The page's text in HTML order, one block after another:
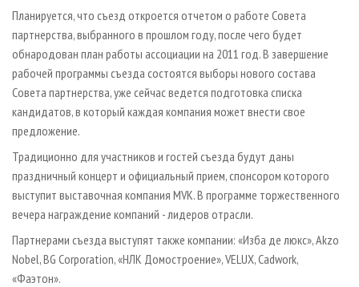
Планируется, что съезд откроется отчетом о работе Совета
партнерства, выбранного в прошлом году, после чего будет
обнародован план работы ассоциации на 2011 год. В завершение
рабочей программы съезда состоятся выборы нового состава
Совета партнерства, уже сейчас ведется подготовка списка
кандидатов, в который каждая компания может внести свое
предложение.
Традиционно для участников и гостей съезда будут даны
праздничный концерт и официальный прием, спонсором которого
выступит выставочная компания MVK. В программе торжественного
вечера награждение компаний - лидеров отрасли.
Партнерами съезда выступят также компании: «Изба де люкс», Akzo
Nobel, BG Corporation, «НЛК Домостроение», VELUX, Cadwork,
«Фаэтон».